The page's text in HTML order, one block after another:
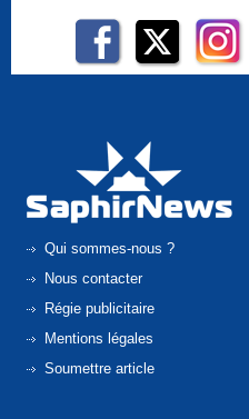
Qui sommes-nous ?
Nous contacter
Régie publicitaire
Mentions légales
Soumettre article